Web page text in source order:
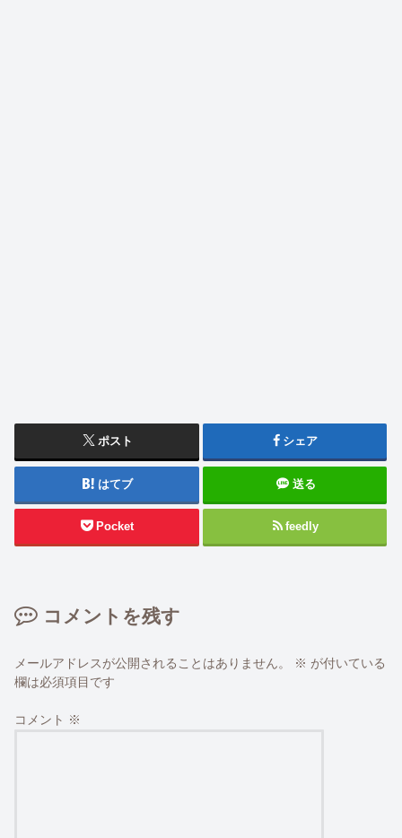
ポスト シェア
はてブ 送る
Pocket feedly
コメントを残す
メールアドレスが公開されることはありません。 ※ が付いている
欄は必須項目です
コメント ※